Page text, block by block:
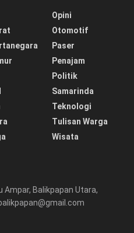
Opini
Otomotif
Paser
Penajam
Politik
Samarinda
Teknologi
Tulisan Warga
Wisata
Balikpapan Utara,